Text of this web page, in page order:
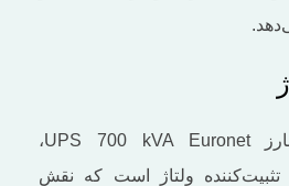
یکی از ویژگی‌های بارز UPS 700 kVA Euronet،
ولتاژ است که نقش